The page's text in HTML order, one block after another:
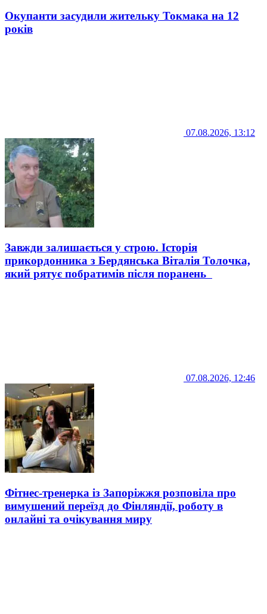
Окупанти засудили жительку Токмака на 12
років
07.08.2026, 13:12
Завжди залишається у строю. Історія
прикордонника з Бердянська Віталія Толочка,
який рятує побратимів після поранень
07.08.2026, 12:46
Фітнес-тренерка із Запоріжжя розповіла про
вимушений переїзд до Фінляндії, роботу в
онлайні та очікування миру